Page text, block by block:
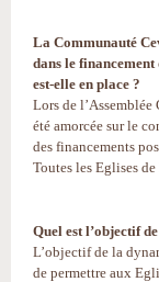
La Communauté
dans le
est-elle en place ?
Lors de l’Assemblée
été amorcée sur le
des financements
Toutes les Eglises
Quel est l’objectif
L’objectif de la
de permettre aux